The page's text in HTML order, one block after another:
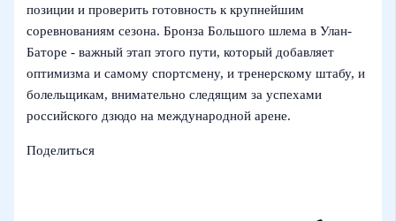
позиции и проверить готовность к крупнейшим
соревнованиям сезона. Бронза Большого шлема в Улан-
Баторе - важный этап этого пути, который добавляет
оптимизма и самому спортсмену, и тренерскому штабу, и
болельщикам, внимательно следящим за успехами
российского дзюдо на международной арене.
Поделиться